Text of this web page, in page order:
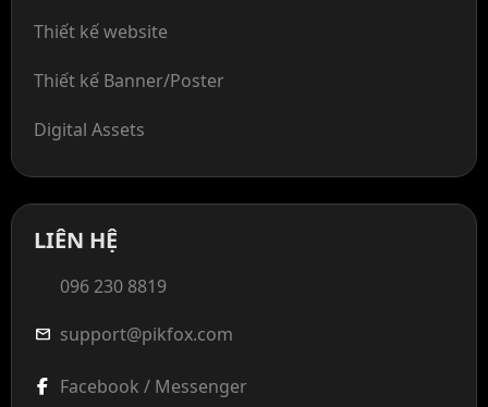
Thiết kế website
Thiết kế Banner/Poster
Digital Assets
LIÊN HỆ
096 230 8819
mail support@pikfox.com
Facebook / Messenger